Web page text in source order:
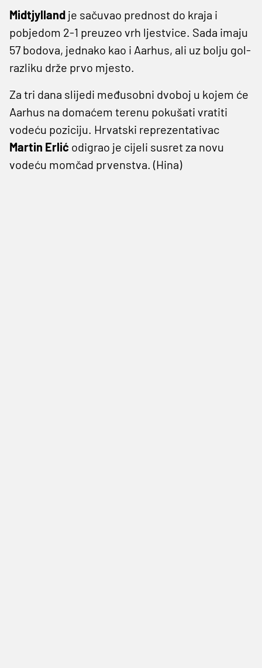
Midtjylland je sačuvao prednost do kraja i
pobjedom 2-1 preuzeo vrh ljestvice. Sada imaju
57 bodova, jednako kao i Aarhus, ali uz bolju gol-
razliku drže prvo mjesto.
Za tri dana slijedi međusobni dvoboj u kojem će
Aarhus na domaćem terenu pokušati vratiti
vodeću poziciju. Hrvatski reprezentativac
Martin Erlić odigrao je cijeli susret za novu
vodeću momčad prvenstva. (Hina)